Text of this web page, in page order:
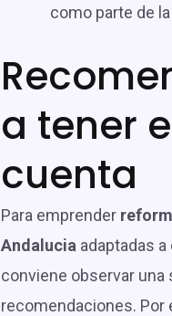
como parte de
a tener
cuenta
Para emprender
Andalucia adaptadas
conviene observar una
recomendaciones. Por